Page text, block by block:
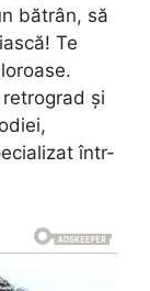
bătrân, să
Te
și
într-